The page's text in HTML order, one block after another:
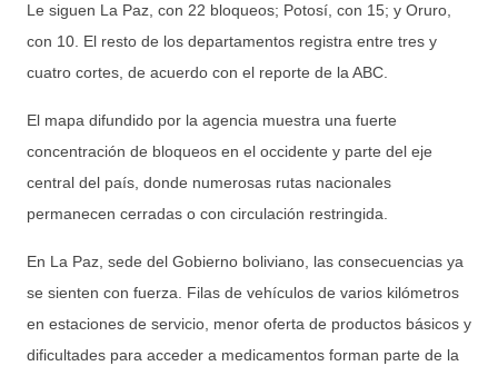
Le siguen La Paz, con 22 bloqueos; Potosí, con 15; y Oruro,
con 10. El resto de los departamentos registra entre tres y
cuatro cortes, de acuerdo con el reporte de la ABC.
El mapa difundido por la agencia muestra una fuerte
concentración de bloqueos en el occidente y parte del eje
central del país, donde numerosas rutas nacionales
permanecen cerradas o con circulación restringida.
En La Paz, sede del Gobierno boliviano, las consecuencias ya
se sienten con fuerza. Filas de vehículos de varios kilómetros
en estaciones de servicio, menor oferta de productos básicos y
dificultades para acceder a medicamentos forman parte de la